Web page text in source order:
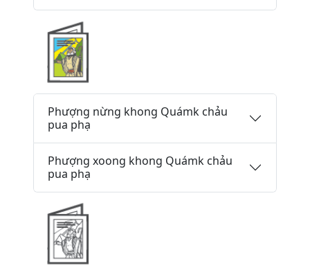
Phượng nừng khong Quámk chảu
pua phạ
Phượng xoong khong Quámk chảu
pua phạ